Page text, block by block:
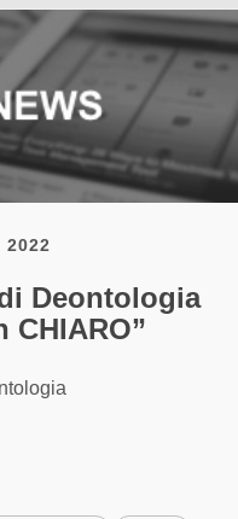
2022
Deontologia
CHIARO”